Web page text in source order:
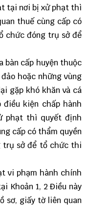
tại nơi bị xử phạt thì
thuế cùng cấp có
chức đóng trụ sở để
bàn cấp huyện thuộc
hoặc những vùng
gặp khó khăn và cá
kiện chấp hành
phạt thì quyết định
cấp có thẩm quyền
trụ sở để tổ chức thi
vi phạm hành chính
Khoản 1, 2 Điều này
sơ, giấy tờ liên quan